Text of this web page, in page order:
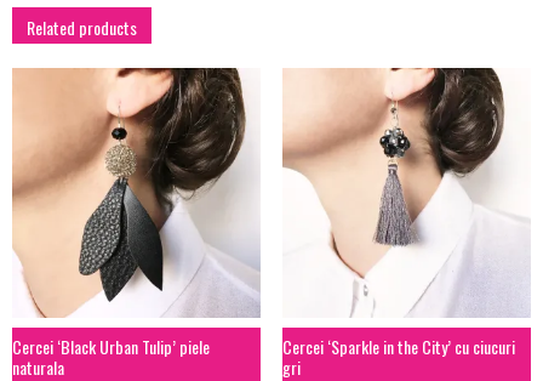
Related products
Cercei ‘Black Urban Tulip’ piele
naturala
Cercei ‘Sparkle in the City’ cu ciucuri
gri